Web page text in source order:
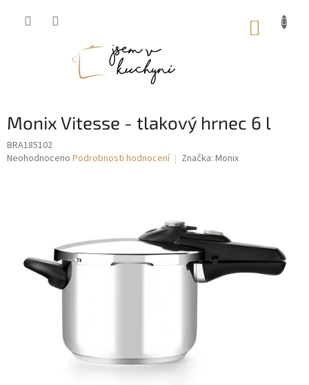
Monix Vitesse - tlakový hrnec 6 l
BRA185102
Průměrné
Neohodnoceno Podrobnosti hodnocení Značka: Monix